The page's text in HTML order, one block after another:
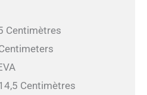
Centimètres
Centimètres